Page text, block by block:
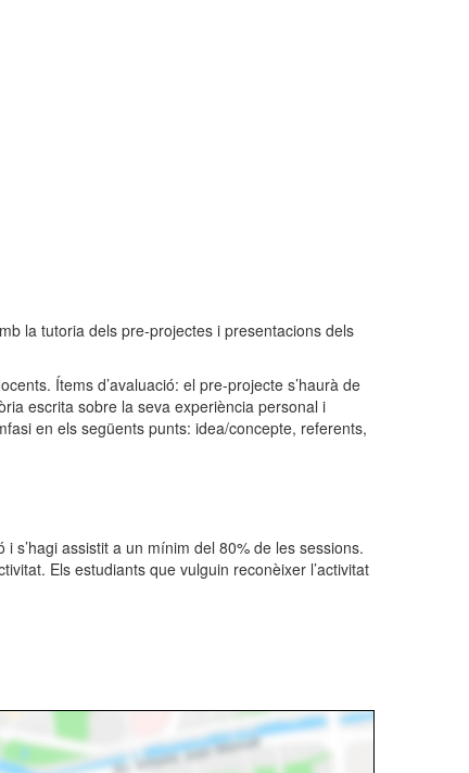
la tutoria dels pre-projectes i presentacions dels
Ítems d’avaluació: el pre-projecte s’haurà de
escrita sobre la seva experiència personal i
en els següents punts: idea/concepte, referents,
s’hagi assistit a un mínim del 80% de les sessions.
Els estudiants que vulguin reconèixer l’activitat